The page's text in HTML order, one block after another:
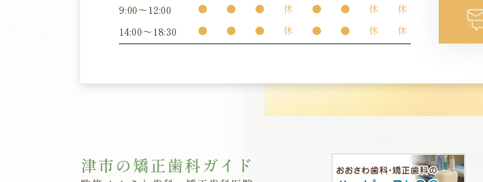
9:00～12:00
● ● ● 休 ● ● 休
休
14:00～18:30
● ● ● 休 ● ● 休 休